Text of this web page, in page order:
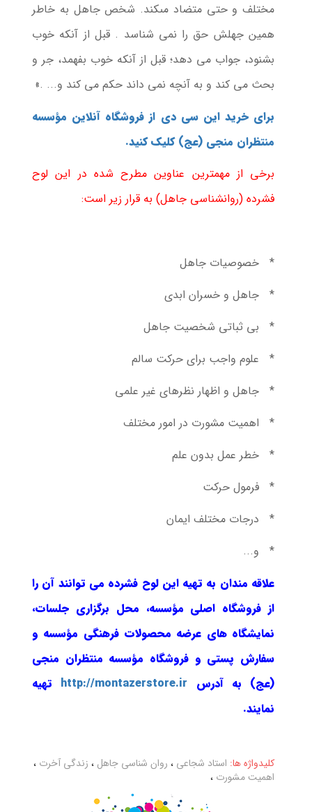
مختلف و حتى متضاد مى‏كند. شخص جاهل به خاطر
همین جهلش حق را نمى‏ شناسد . قبل از آنكه خوب
بشنود، جواب مى‏ دهد؛ قبل از آنكه خوب بفهمد، جر و
بحث مى‏ كند و به آنچه نمى‏ داند حكم مى‏ كند و... .»
برای خرید این سی دی از فروشگاه آنلاین مؤسسه
منتظران منجی (عج) کلیک کنید.
برخی از مهمترین عناوین مطرح شده در این لوح
فشرده (روانشناسی جاهل) به قرار زیر است:
* خصوصیات جاهل
* جاهل و خسران ابدی
* بی ثباتی شخصیت جاهل
* علوم واجب برای حرکت سالم
* جاهل و اظهار نظرهای غیر علمی
* اهمیت مشورت در امور مختلف
* خطر عمل بدون علم
* فرمول حرکت
* درجات مختلف ایمان
* و...
علاقه مندان به تهیه این لوح فشرده می توانند آن را
از فروشگاه اصلی مؤسسه، محل برگزاری جلسات،
نمایشگاه های عرضه محصولات فرهنگی مؤسسه و
سفارش پستی و فروشگاه مؤسسه منتظران منجی
(عج) به آدرس http://montazerstore.ir تهیه
نمایند.
کلیدواژه ها: استاد شجاعی ، روان شناسی جاهل ، زندگی آخرت ،
اهمیت مشورت ،